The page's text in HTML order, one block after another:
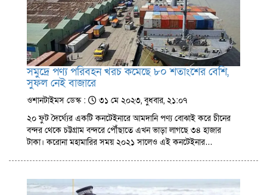
সমুদ্রে পণ্য পরিবহন খরচ কমেছে ৮০ শতাংশের বেশি,
সুফল নেই বাজারে
ওশানটাইমস ডেস্ক :
৩১ মে ২০২৩, বুধবার, ২১:০৭
২০ ফুট দৈর্ঘ্যের একটি কনটেইনারে আমদানি পণ্য বোঝাই করে চীনের
বন্দর থেকে চট্টগ্রাম বন্দরে পৌঁছাতে এখন ভাড়া লাগছে ৩৪ হাজার
টাকা। করোনা মহামারির সময় ২০২১ সালেও এই কনটেইনার…